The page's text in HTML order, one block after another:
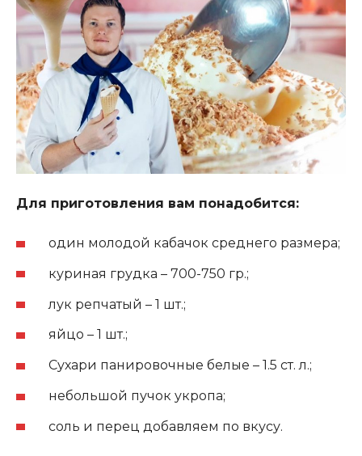
Для приготовления вам понадобится:
один молодой кабачок среднего размера;
куриная грудка – 700-750 гр.;
лук репчатый – 1 шт.;
яйцо – 1 шт.;
Сухари панировочные белые – 1.5 ст. л.;
небольшой пучок укропа;
соль и перец добавляем по вкусу.